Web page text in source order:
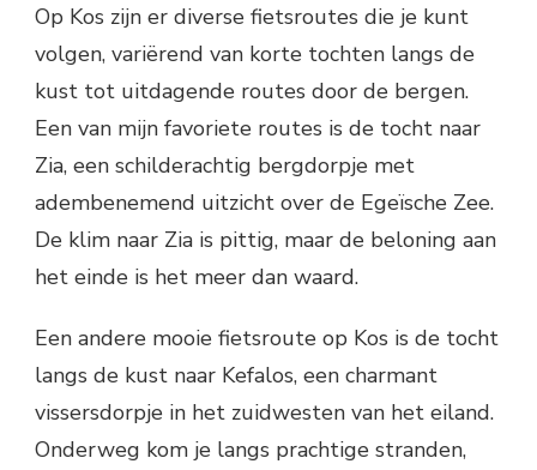
Op Kos zijn er diverse fietsroutes die je kunt
volgen, variërend van korte tochten langs de
kust tot uitdagende routes door de bergen.
Een van mijn favoriete routes is de tocht naar
Zia, een schilderachtig bergdorpje met
adembenemend uitzicht over de Egeïsche Zee.
De klim naar Zia is pittig, maar de beloning aan
het einde is het meer dan waard.
Een andere mooie fietsroute op Kos is de tocht
langs de kust naar Kefalos, een charmant
vissersdorpje in het zuidwesten van het eiland.
Onderweg kom je langs prachtige stranden,